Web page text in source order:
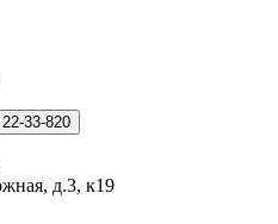
22-33-820
д.3, к19